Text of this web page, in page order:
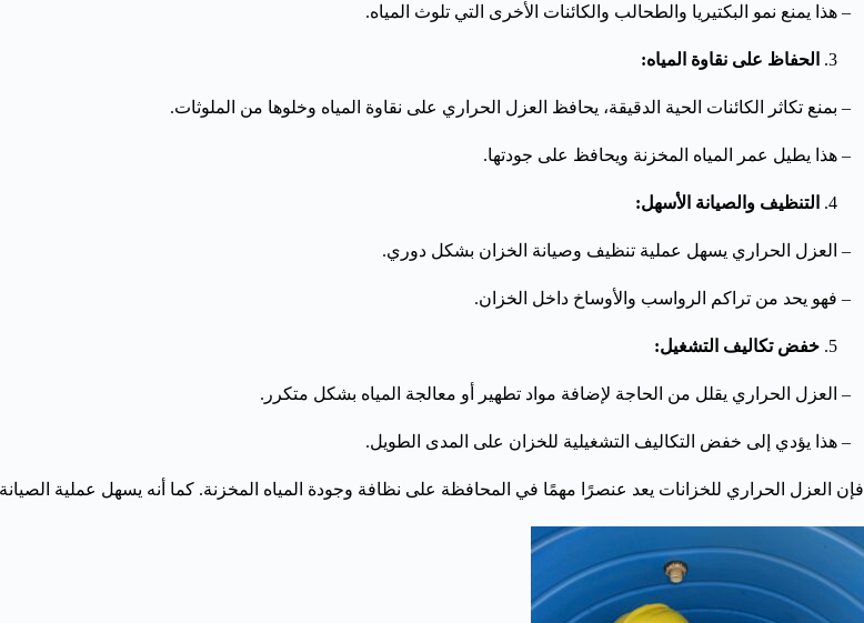
– هذا يمنع نمو البكتيريا والطحالب والكائنات الأخرى التي تلوث المياه.
الحفاظ على نقاوة المياه:
– بمنع تكاثر الكائنات الحية الدقيقة، يحافظ العزل الحراري على نقاوة المياه وخلوها من الملوثات.
– هذا يطيل عمر المياه المخزنة ويحافظ على جودتها.
التنظيف والصيانة الأسهل:
– العزل الحراري يسهل عملية تنظيف وصيانة الخزان بشكل دوري.
– فهو يحد من تراكم الرواسب والأوساخ داخل الخزان.
خفض تكاليف التشغيل:
– العزل الحراري يقلل من الحاجة لإضافة مواد تطهير أو معالجة المياه بشكل متكرر.
– هذا يؤدي إلى خفض التكاليف التشغيلية للخزان على المدى الطويل.
فإن العزل الحراري للخزانات يعد عنصرًا مهمًا في المحافظة على نظافة وجودة المياه المخزنة. كما أنه يسهل عملية